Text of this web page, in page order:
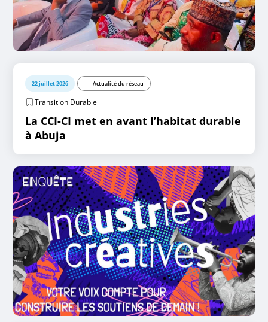
22 juillet 2026 Actualité du réseau
Transition Durable
La CCI-CI met en avant l’habitat durable
à Abuja